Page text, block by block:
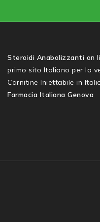
Steroidi Anabolizzanti on
primo sito Italiano per la
Carnitine Iniettabile in
Farmacia Italiana Genova